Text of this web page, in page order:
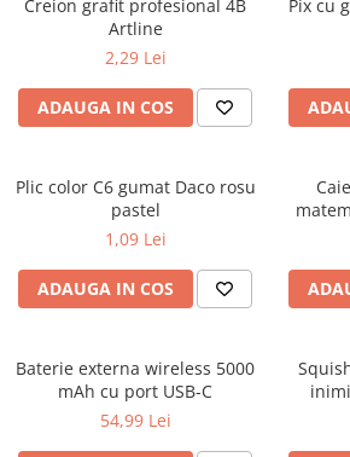
Ghiozdane și rucsacuri
Ghiozdane școlare
Rucsacuri școlare și casual
Ghiozdane pentru grădinită
Penare
Penare echipate
Penare neechipate
Penare tip etui
Acuarele și pensule școlare
Pensule școlare
Pahare și palete pictură
Dicționare și ghiduri de conversație
Literatură în limbi străine
Creion grafit profesional 4B
Artline
2,29 Lei
ADAUGA IN COS
Pix cu
Plic color C6 gumat Daco rosu
pastel
1,09 Lei
ADAUGA IN COS
g/
Baterie externa wireless 5000
mAh cu port USB-C
54,99 Lei